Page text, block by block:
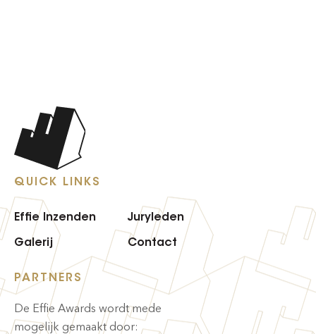
QUICK LINKS
Effie Inzenden
Juryleden
Galerij
Contact
PARTNERS
De Effie Awards wordt mede
mogelijk gemaakt door: